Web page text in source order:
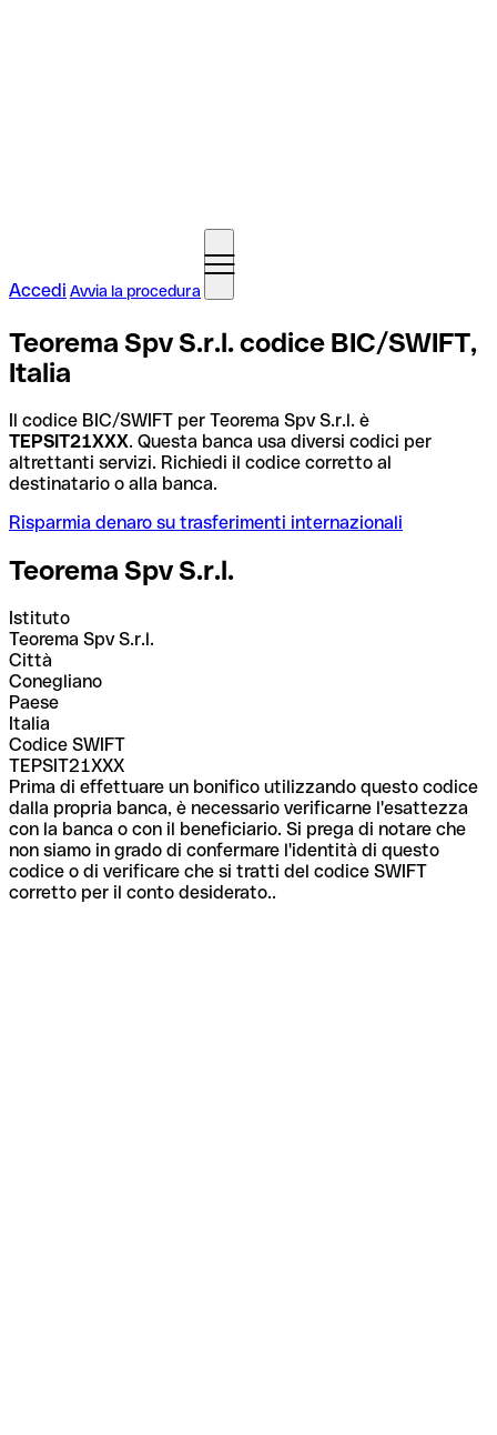
Accedi Avvia la procedura
Teorema Spv S.r.l. codice BIC/SWIFT,
Italia
Il codice BIC/SWIFT per Teorema Spv S.r.l. è
TEPSIT21XXX. Questa banca usa diversi codici per
altrettanti servizi. Richiedi il codice corretto al
destinatario o alla banca.
Risparmia denaro su trasferimenti internazionali
Teorema Spv S.r.l.
Istituto
Teorema Spv S.r.l.
Città
Conegliano
Paese
Italia
Codice SWIFT
TEPSIT21XXX
Prima di effettuare un bonifico utilizzando questo codice
dalla propria banca, è necessario verificarne l'esattezza
con la banca o con il beneficiario. Si prega di notare che
non siamo in grado di confermare l'identità di questo
codice o di verificare che si tratti del codice SWIFT
corretto per il conto desiderato..